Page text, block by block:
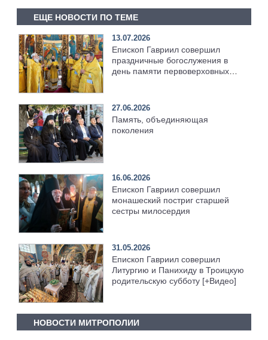
ЕЩЕ НОВОСТИ ПО ТЕМЕ
13.07.2026
Епископ Гавриил совершил
праздничные богослужения в
день памяти первоверховных
27.06.2026
Память, объединяющая
поколения
16.06.2026
Епископ Гавриил совершил
монашеский постриг старшей
сестры милосердия
31.05.2026
Епископ Гавриил совершил
Литургию и Панихиду в Троицкую
родительскую субботу [+Видео]
НОВОСТИ МИТРОПОЛИИ